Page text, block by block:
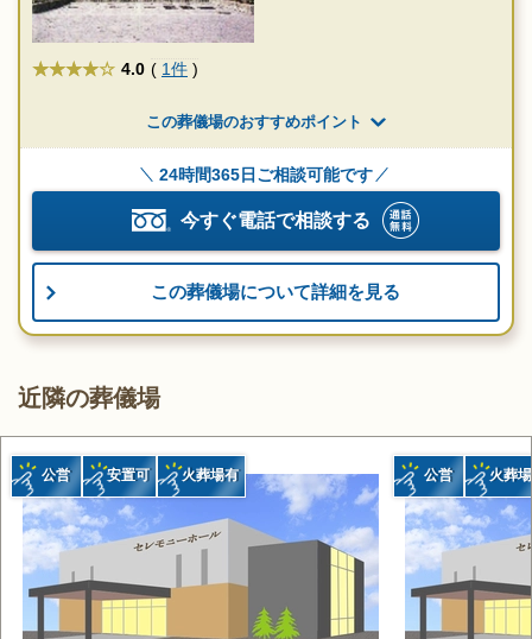
★★★★ 4.0 ( 1件 )
この葬儀場のおすすめポイント
24時間365日ご相談可能です
今すぐ電話で相談する
この葬儀場について詳細を見る
近隣の葬儀場
公営 安置可 火葬場有 公営 火葬